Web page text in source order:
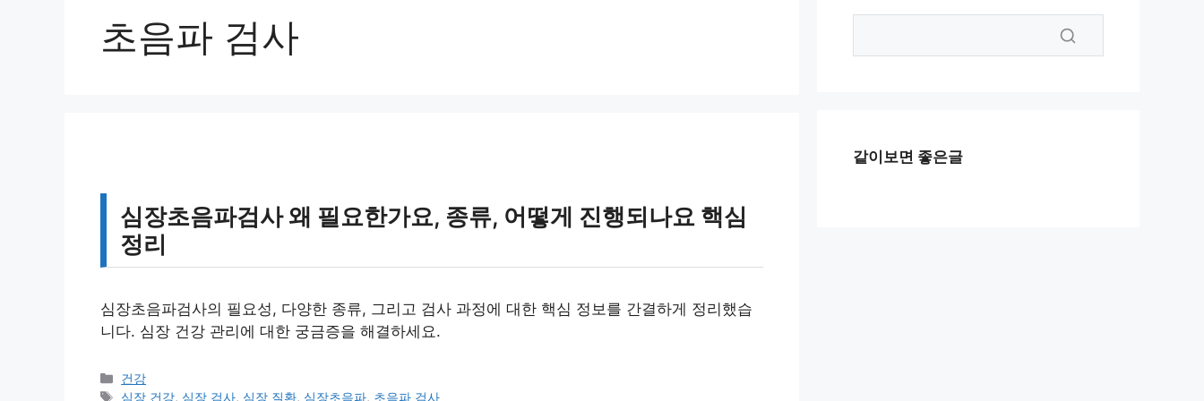
초음파 검사
심장초음파검사 왜 필요한가요, 종류, 어떻게 진행되나요 핵심
정리
심장초음파검사의 필요성, 다양한 종류, 그리고 검사 과정에 대한 핵심 정보를 간결하게 정리했습
니다. 심장 건강 관리에 대한 궁금증을 해결하세요.
카
테
건강
태
심장 건강, 심장 검사, 심장 질환, 심장초음파, 초음파 검사
같이보면 좋은글